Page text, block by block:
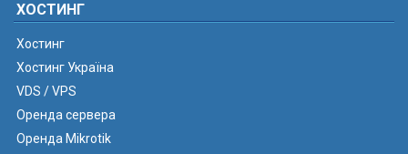
ХОСТИНГ
Хостинг
Хостинг Україна
VDS / VPS
Оренда сервера
Оренда Mikrotik